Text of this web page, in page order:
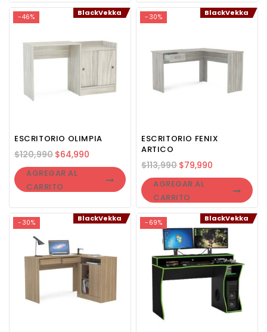
-46% BlackVekka
ESCRITORIO OLIMPIA
$120,990 $64,990
AGREGAR AL
CARRITO
-30% BlackVekka
ESCRITORIO FENIX
ARTICO
$113,990 $79,990
AGREGAR AL
CARRITO
-30% BlackVekka -69% BlackVekka